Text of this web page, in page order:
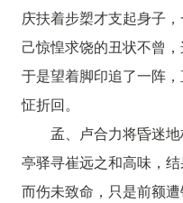
庆扶着步槊才支起身子
己惊惶求饶的丑状不曾
于是望着脚印追了一阵
怔折回。
孟、卢合力将昏迷
亭驿寻崔远之和高味，
而伤未致命，只是前额